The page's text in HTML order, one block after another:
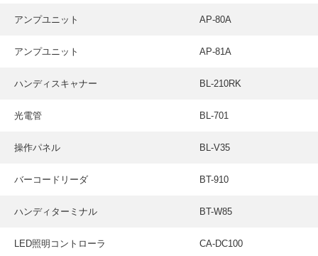
お問い合わせ
アンプユニット AP-80A
アンプユニット AP-81A
ハンディスキャナー BL-210RK
光電管 BL-701
操作パネル BL-V35
バーコードリーダ BT-910
ハンディターミナル BT-W85
LED照明コントローラ CA-DC100